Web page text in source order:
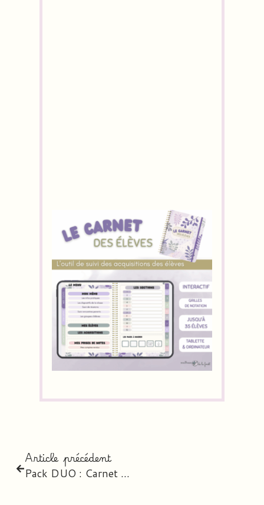
Article précédent
Pack DUO : Carnet Journal 2026-2027 + Carnet des Élèves